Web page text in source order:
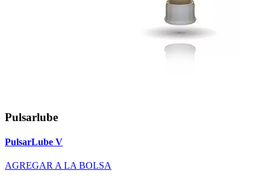
Pulsarlube
PulsarLube V
AGREGAR A LA BOLSA